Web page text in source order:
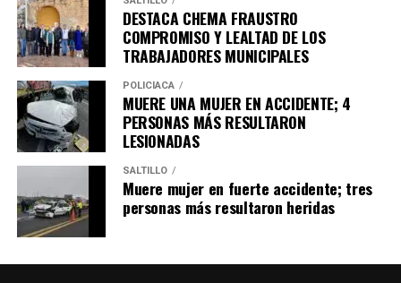
DESTACA CHEMA FRAUSTRO
COMPROMISO Y LEALTAD DE LOS
TRABAJADORES MUNICIPALES
POLICÍACA
MUERE UNA MUJER EN ACCIDENTE; 4
PERSONAS MÁS RESULTARON
LESIONADAS
SALTILLO
Muere mujer en fuerte accidente; tres
personas más resultaron heridas